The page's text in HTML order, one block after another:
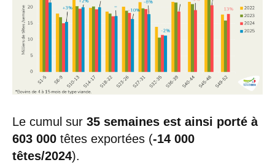
Le cumul sur 35 semaines est ainsi porté à
603 000 têtes exportées (-14 000
têtes/2024).